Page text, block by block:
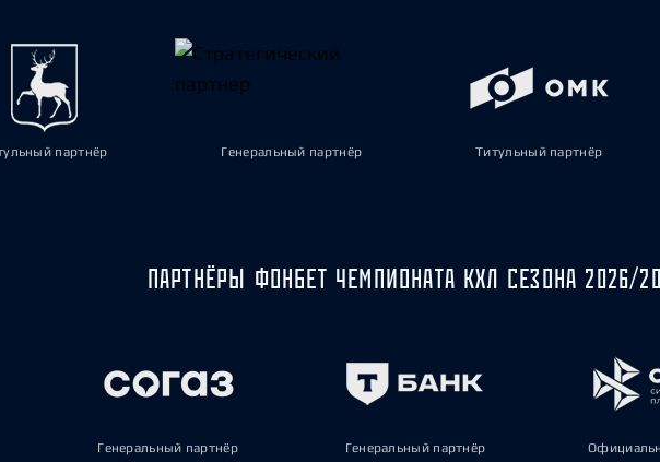
партнёр Генеральный партнёр Титульный партнёр
ПАРТНЁРЫ ФОНБЕТ ЧЕМПИОНАТА КХЛ СЕЗОНА 2026/
Генеральный партнёр Генеральный партнёр